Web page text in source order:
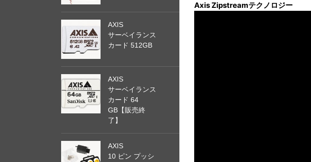
Axis Zipstreamテクノロジー
AXIS
サーベイランス
カード 512GB
AXIS
サーベイランス
カード 64
GB【販売終
了】
AXIS
10 ピン プッシ